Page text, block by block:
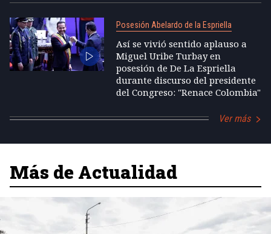
Posesión Abelardo de la Espriella
Así se vivió sentido aplauso a
Miguel Uribe Turbay en
posesión de De La Espriella
durante discurso del presidente
del Congreso: "Renace Colombia"
Ver más
Más de Actualidad